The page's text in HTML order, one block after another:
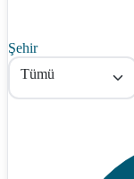
Şehir
Tümü